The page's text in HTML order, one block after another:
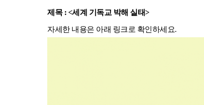
제목 : <세계 기독교 박해 실태>
자세한 내용은 아래 링크로 확인하세요.